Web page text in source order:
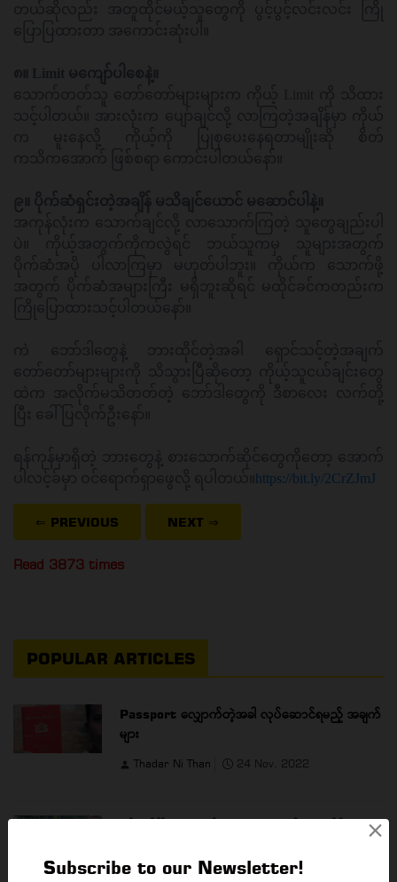
×
Subscribe to our Newsletter!
တယ်ဆိုလည်း အတူထိုင်မယ့်သူတွေကို ပွင့်ပွင့်လင်းလင်း ကြို
ပြောပြထားတာ အကောင်းဆုံးပါ။
၈။ Limit မကျော်ပါစေနဲ့။
သောက်တတ်သူ တော်တော်များများက ကိုယ့် Limit ကို သိထား
သင့်ပါတယ်။ အားလုံးက ပျော်ချင်လို့ လာကြတဲ့အချိန်မှာ ကိုယ်
က မူးနေလို့ ကိုယ့်ကို ပြုစုပေးနေရတာမျိုးဆို စိတ်
ကသိကအောက် ဖြစ်စရာ ကောင်းပါတယ်နော်။
၉။ ပိုက်ဆံရှင်းတဲ့အချိန် မသိချင်ယောင် မဆောင်ပါနဲ့။
အကုန်လုံးက သောက်ချင်လို့ လာသောက်ကြတဲ့ သူတွေချည်းပါ
ပဲ။ ကိုယ့်အတွက်ကိုကလွဲရင် ဘယ်သူကမှ သူများအတွက်
ပိုက်ဆံအပို ပါလာကြမှာ မဟုတ်ပါဘူး။ ကိုယ်က သောက်ဖို့
အတွက် ပိုက်ဆံအများကြီး မရှိဘူးဆိုရင် မထိုင်ခင်ကတည်းက
ကြိုပြောထားသင့်ပါတယ်နော်။
တော်တော်များများကို သိသွားပြီဆိုတော့ ကိုယ့်သူငယ်ချင်းတွေ
ပြီး ခေါ်ပြလိုက်ဦးနော်။
ရန်ကုန်မှာရှိတဲ့ ဘားတွေနဲ့ စားသောက်ဆိုင်တွေကိုတော့ အောက်
https://bit.ly/2CrZJmJ
⇐ PREVIOUS NEXT ⇒
Read 3873 times
POPULAR ARTICLES
Passport လျှောက်တဲ့အခါ လုပ်ဆောင်ရမည့် အချက်
များ
Thadar Ni Than 24 Nov, 2022
ရန်ကုန်မြို့ရဲ့ အထင်ကရနေရာများကို ရောက်ရှိသော
Thadar Ni Than 23 May, 2023